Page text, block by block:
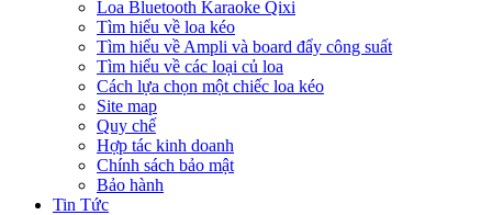
Loa Bluetooth Karaoke Qixi
Tìm hiểu về loa kéo
Tìm hiểu về Ampli và board đẩy công suất
Tìm hiểu về các loại củ loa
Cách lựa chọn một chiếc loa kéo
Site map
Quy chế
Hợp tác kinh doanh
Chính sách bảo mật
Bảo hành
Tin Tức